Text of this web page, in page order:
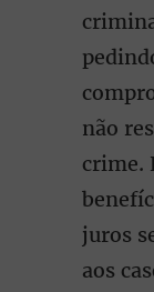
não
crime.
juros
aos